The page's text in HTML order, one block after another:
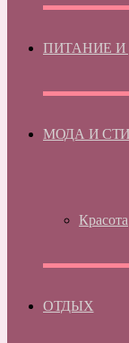
ПИТАНИЕ И
МОДА И
Красота
ОТДЫХ